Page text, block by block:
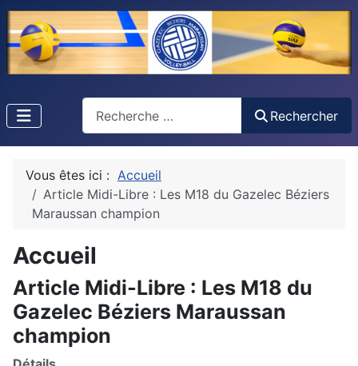
Rechercher
Vous êtes ici : Accueil
Article Midi-Libre : Les M18 du Gazelec Béziers
Maraussan champion
Accueil
Article Midi-Libre : Les M18 du
Gazelec Béziers Maraussan
champion